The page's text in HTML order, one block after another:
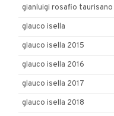
gianluigi rosafio taurisano
glauco isella
glauco isella 2015
glauco isella 2016
glauco isella 2017
glauco isella 2018